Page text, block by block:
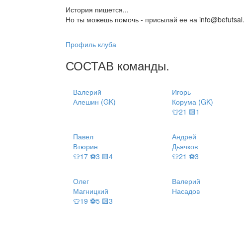
История пишется...
Но ты можешь помочь - присылай ее на
Профиль клуба
СОСТАВ команды.
Валерий
Алешин (GK)
Игорь
Корума (GK)
👕21 🟨1
Павел
Втюрин
👕17 ⚽3 🟨4
Андрей
Дьячков
👕21 ⚽3
Олег
Магницкий
👕19 ⚽5 🟨3
Валерий
Насадов